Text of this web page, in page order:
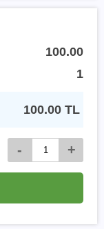
100.00
1
100.00 TL
- +